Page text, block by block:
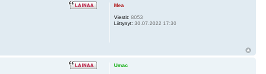
Mea
Viestit: 8053
Liittynyt: 30.07.2022 17:30
Umac